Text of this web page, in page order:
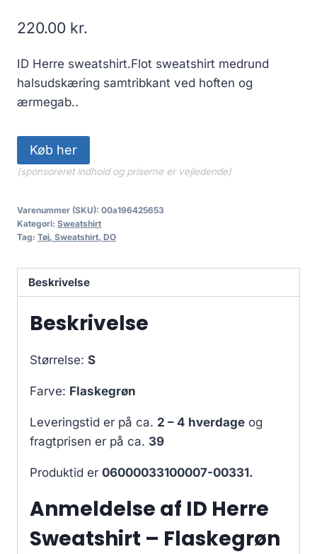
220.00 kr.
ID Herre sweatshirt.Flot sweatshirt medrund
halsudskæring samtribkant ved hoften og
ærmegab..
Køb her
(sponsoreret indhold og priserne er vejledende)
Varenummer (SKU): 00a196425653
Kategori: Sweatshirt
Tag: Tøj, Sweatshirt, DO
Beskrivelse
Beskrivelse
Størrelse: S
Farve: Flaskegrøn
Leveringstid er på ca. 2 – 4 hverdage og
fragtprisen er på ca. 39
Produktid er 06000033100007-00331.
Anmeldelse af ID Herre
Sweatshirt – Flaskegrøn